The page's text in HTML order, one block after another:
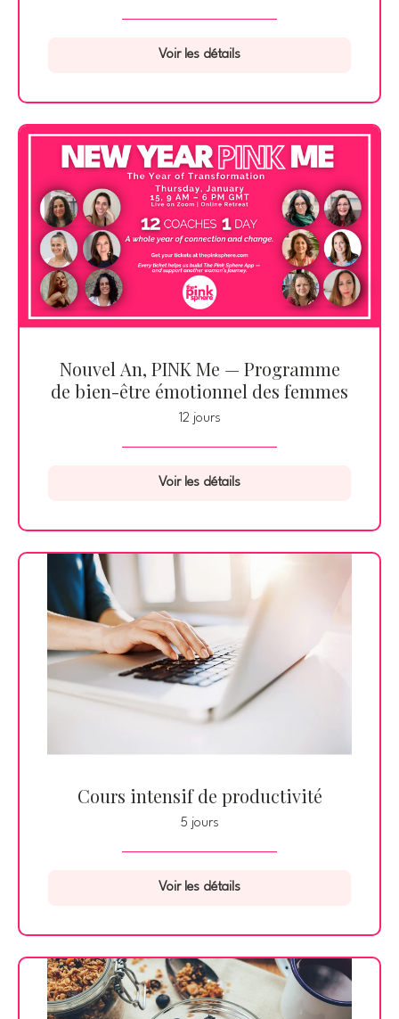
Voir les détails
Nouvel An, PINK Me — Programme
de bien-être émotionnel des femmes
12 jours
Voir les détails
Cours intensif de productivité
5 jours
Voir les détails